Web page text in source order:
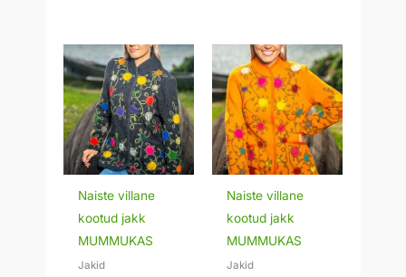
Naiste villane
kootud jakk
MUMMUKAS
Jakid
Naiste villane
kootud jakk
MUMMUKAS
Jakid